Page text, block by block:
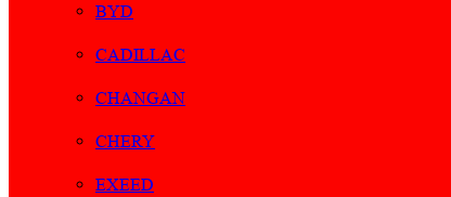
BYD
CADILLAC
CHANGAN
CHERY
EXEED